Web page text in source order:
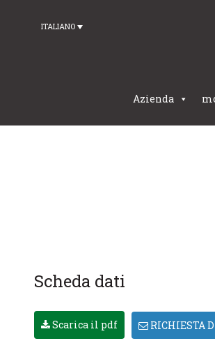
ITALIANO
Azienda
Scheda dati
Scarica il pdf RICHIESTA